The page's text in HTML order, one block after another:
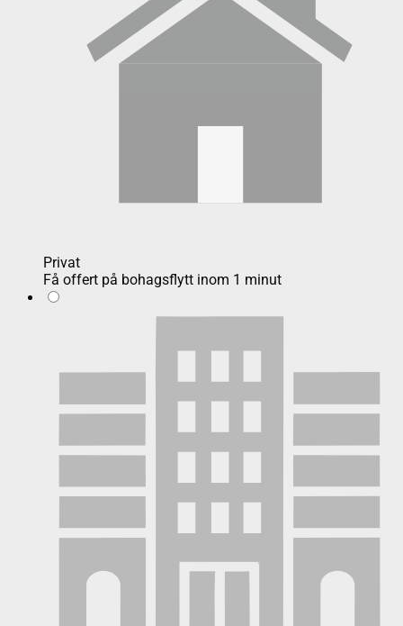
Privat
Få offert på bohagsflytt inom 1 minut